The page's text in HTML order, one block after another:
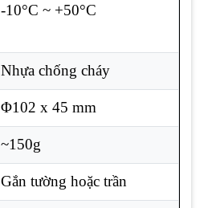
-10°C ~ +50°C
Nhựa chống cháy
Φ102 x 45 mm
~150g
Gắn tường hoặc trần